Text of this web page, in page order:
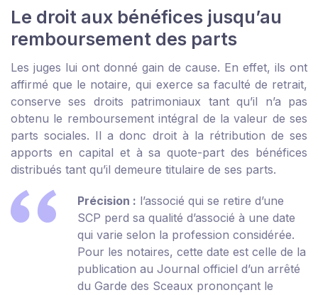
Le droit aux bénéfices jusqu’au
remboursement des parts
Les juges lui ont donné gain de cause. En effet, ils ont
affirmé que le notaire, qui exerce sa faculté de retrait,
conserve ses droits patrimoniaux tant qu’il n’a pas
obtenu le remboursement intégral de la valeur de ses
parts sociales. Il a donc droit à la rétribution de ses
apports en capital et à sa quote-part des bénéfices
distribués tant qu’il demeure titulaire de ses parts.
Précision : l’associé qui se retire d’une
SCP perd sa qualité d’associé à une date
qui varie selon la profession considérée.
Pour les notaires, cette date est celle de la
publication au Journal officiel d’un arrêté
du Garde des Sceaux prononçant le